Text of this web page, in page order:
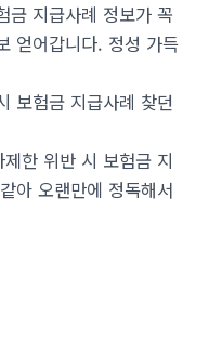
금 지급사례 정보가 꼭
얻어갑니다. 정성 가득
보험금 지급사례 찾던
한 위반 시 보험금 지
아 오랜만에 정독해서